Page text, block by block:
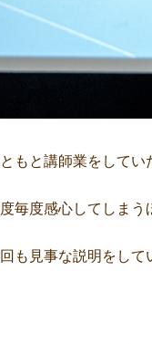
ともと講師業をして
毎度感心してしまう
も見事な説明をして